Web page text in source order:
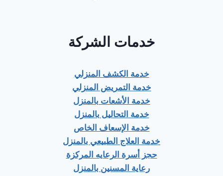
خدمات الشركة
خدمة الكشف المنزلي
خدمة التمريض المنزلي
خدمة الأشعات بالمنزل
خدمة التحاليل بالمنزل
خدمة الإسعاف الخاص
خدمة العلاج الطبيعي بالمنزل
حجز أسرة الرعايه المركزة
رعاية المسنين بالمنزل